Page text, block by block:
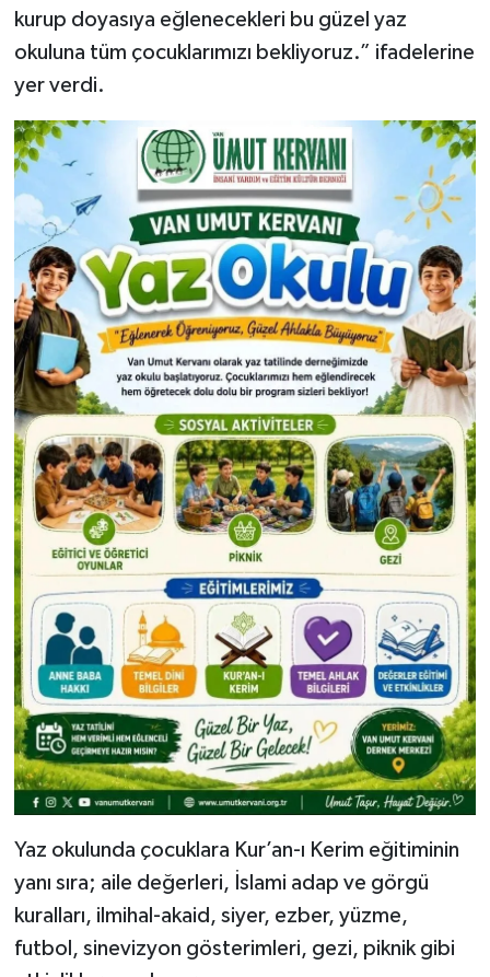
kurup doyasıya eğlenecekleri bu güzel yaz
okuluna tüm çocuklarımızı bekliyoruz.” ifadelerine
yer verdi.
Yaz okulunda çocuklara Kur’an-ı Kerim eğitiminin
yanı sıra; aile değerleri, İslami adap ve görgü
kuralları, ilmihal-akaid, siyer, ezber, yüzme,
futbol, sinevizyon gösterimleri, gezi, piknik gibi